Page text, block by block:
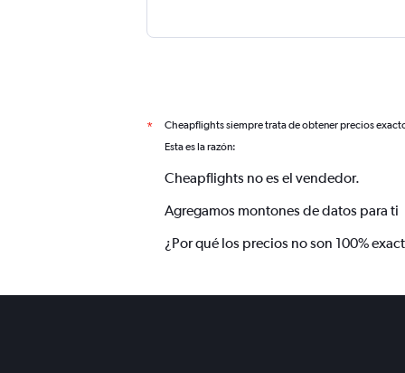
* Cheapflights siempre trata de obtener precios
Esta es la razón:
Cheapflights no es el vendedor.
Agregamos montones de datos para ti
¿Por qué los precios no son 100%